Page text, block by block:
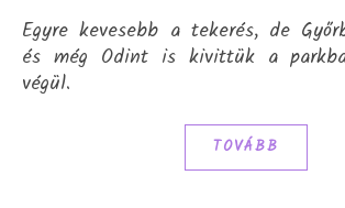
Egyre kevesebb a tekerés, de Győrbe is mentem,
és még Odint is kivittük a
végül.
TOVÁBB